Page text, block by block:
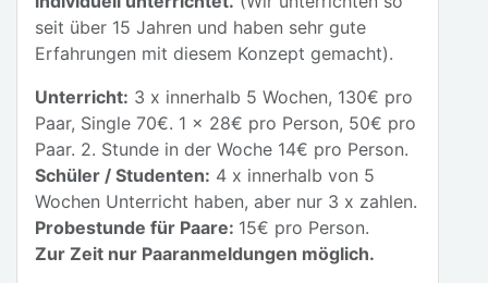
seit über 15 Jahren und haben sehr gute
Erfahrungen mit diesem Konzept gemacht).
Unterricht: 3 x innerhalb 5 Wochen, 130€ pro
Paar, Single 70€. 1 x 28€ pro Person, 50€ pro
Paar. 2. Stunde in der Woche 14€ pro Person.
Schüler / Studenten: 4 x innerhalb von 5
Wochen Unterricht haben, aber nur 3 x zahlen.
Probestunde für Paare: 15€ pro Person.
Zur Zeit nur Paaranmeldungen möglich.